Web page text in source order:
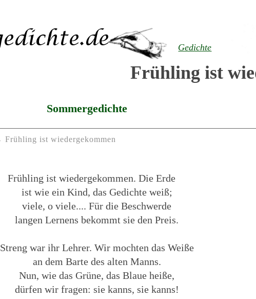
Gedichte
Frühling ist
Sommergedichte
Frühling ist wiedergekommen
Frühling ist wiedergekommen. Die Erde
ist wie ein Kind, das Gedichte weiß;
viele, o viele.... Für die Beschwerde
langen Lernens bekommt sie den Preis.
Streng war ihr Lehrer. Wir mochten das Weiße
an dem Barte des alten Manns.
Nun, wie das Grüne, das Blaue heiße,
dürfen wir fragen: sie kanns, sie kanns!